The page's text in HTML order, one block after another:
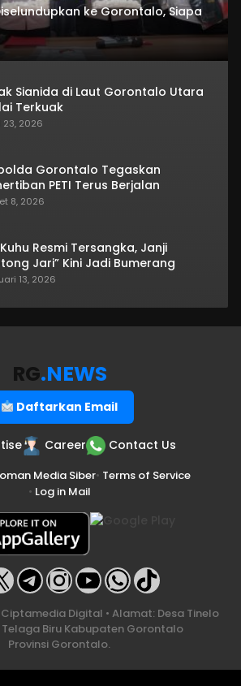
ke Gorontalo, Siapa
Sianida di Laut Gorontalo Utara
Terkuak
23, 2026
Gorontalo Tegaskan
PETI Terus Berjalan
8, 2026
Resmi Tersangka, Janji
Jari” Kini Jadi Bumerang
13, 2026
RG.NEWS
Daftarkan Email
Career Contact Us
Media Siber• Terms of Service
• Log in Mail
Digital • Alamat: Desa Tinelo
Biru Kabupaten Gorontalo
Provinsi Gorontalo.